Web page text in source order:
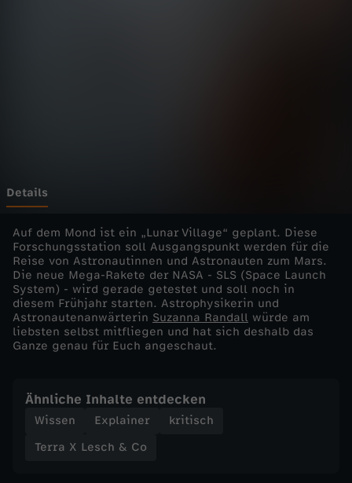
C
o
-
M
o
d
m
Details
Auf dem Mond ist ein „Lunar Village“ geplant. Diese
Forschungsstation soll Ausgangspunkt werden für die
Reise von Astronautinnen und Astronauten zum Mars.
Die neue Mega-Rakete der NASA - SLS (Space Launch
System) - wird gerade getestet und soll noch in
diesem Frühjahr starten. Astrophysikerin und
Astronautenanwärterin Suzanna Randall würde am
liebsten selbst mitfliegen und hat sich deshalb das
Ganze genau für Euch angeschaut.
Ähnliche Inhalte entdecken
Wissen Explainer
kritisch
Terra X Lesch & Co